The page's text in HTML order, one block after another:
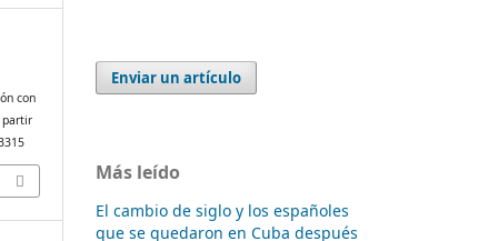
con
partir
Enviar un artículo
Más leído
El cambio de siglo y los españoles
que se quedaron en Cuba después